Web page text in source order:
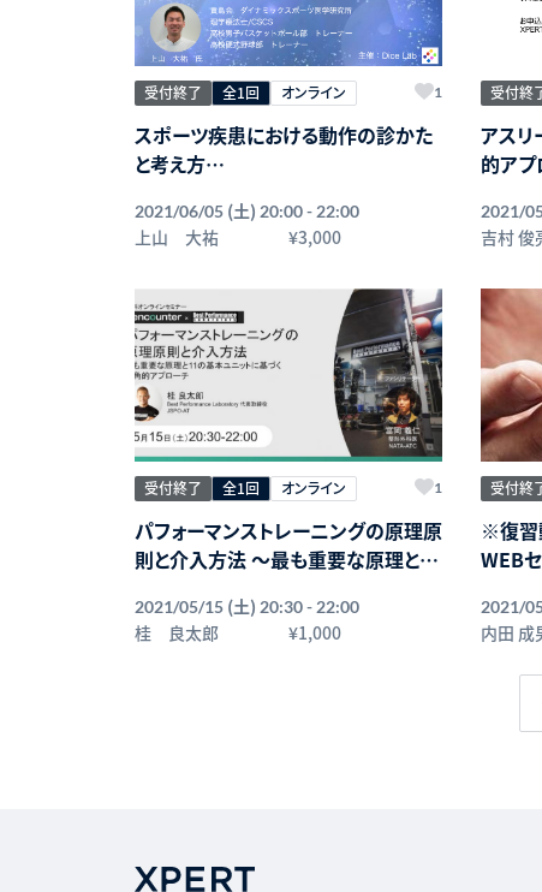
受付終了 全1回 オンライン 1
スポーツ疾患における動作の診かた
と考え方
2021/06/05 (土) 20:00 - 22:00
上山 大祐 ¥3,000
受付終
アス
的アプ
2021/
吉村 俊
受付終了 全1回 オンライン 1
パフォーマンストレーニングの原理原
則と介入方法 〜最も重要な原理と11
ローチ〜
2021/05/15 (土) 20:30 - 22:00
桂 良太郎 ¥1,000
受付終
※復習
WEB
神経リ
プトと
アワ
up
セラ
2021/
内田 成